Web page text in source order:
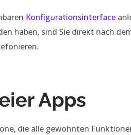
Konfigurationsinterface
haben, sind Sie direkt nach
Apps
die alle gewohnten